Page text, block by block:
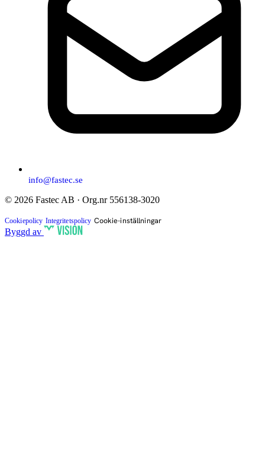
info@fastec.se
© 2026 Fastec AB · Org.nr 556138-3020
Cookiepolicy Integritetspolicy Cookie-inställningar
Byggd av